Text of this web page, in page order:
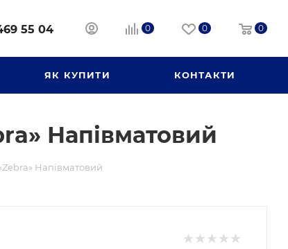
55 04 0 0 0
ЯК КУПИТИ КОНТАКТИ
Напівматовий
Напівматовий